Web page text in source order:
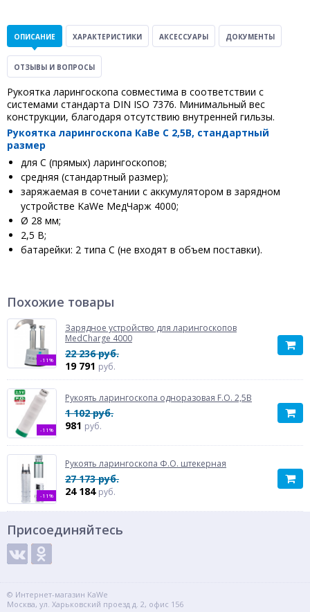
ОПИСАНИЕ ХАРАКТЕРИСТИКИ АКСЕССУАРЫ ДОКУМЕНТЫ
ОТЗЫВЫ И ВОПРОСЫ
Рукоятка ларингоскопа совместима в соответствии с
системами стандарта DIN ISO 7376. Минимальный вес
конструкции, благодаря отсутствию внутренней гильзы.
Рукоятка ларингоскопа КаВе С 2,5В, стандартный
размер
для C (прямых) ларингоскопов;
средняя (стандартный размер);
заряжаемая в сочетании с аккумулятором в зарядном
устройстве KaWe МедЧарж 4000;
Ø 28 мм;
2,5 В;
батарейки: 2 типа С (не входят в объем поставки).
Похожие товары
-11%
Зарядное устройство для ларингоскопов
MedCharge 4000
22 236 руб.
19 791 руб.
-11%
Рукоять ларингоскопа одноразовая F.O. 2,5В
1 102 руб.
981 руб.
-11%
Рукоять ларингоскопа Ф.О. штекерная
27 173 руб.
24 184 руб.
Присоединяйтесь
© Интернет-магазин KaWe
Москва, ул. Харьковский проезд д. 2, офис 156